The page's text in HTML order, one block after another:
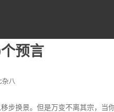
预言
杂八
步换景。但是万变不离其宗，当